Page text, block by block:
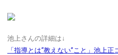
池上さんの詳細は↓
「指導とは“教えない”こと」池上